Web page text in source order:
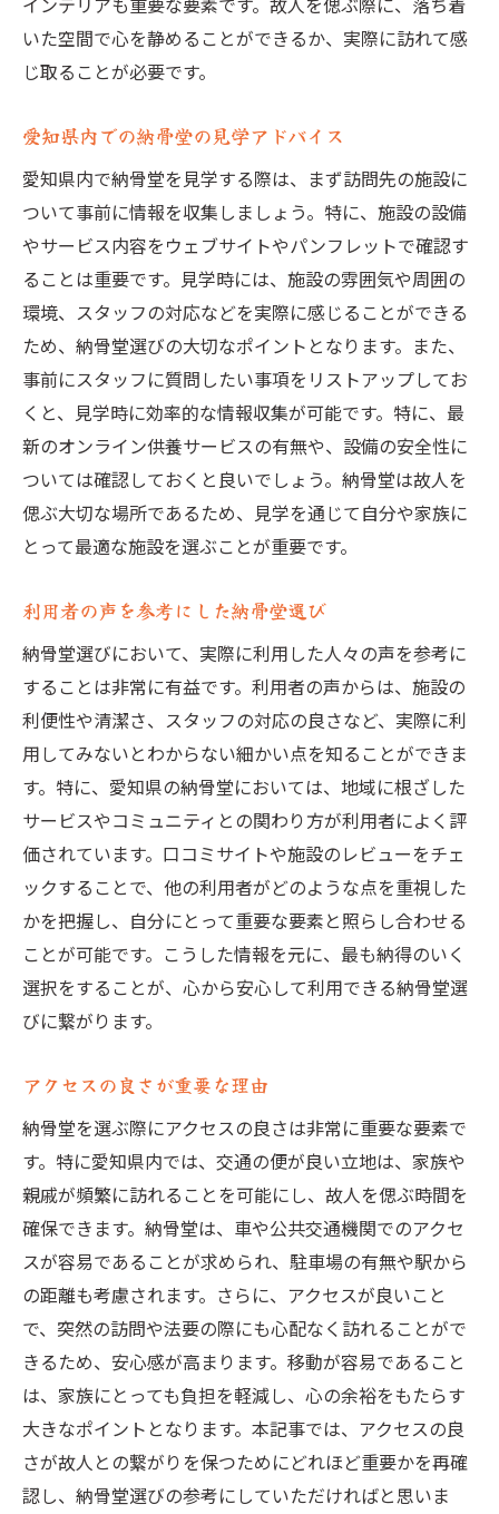
いた空間で心を静めることができるか、実際に訪れて感
じ取ることが必要です。
愛知県内での納骨堂の見学アドバイス
愛知県内で納骨堂を見学する際は、まず訪問先の施設に
ついて事前に情報を収集しましょう。特に、施設の設備
やサービス内容をウェブサイトやパンフレットで確認す
ることは重要です。見学時には、施設の雰囲気や周囲の
環境、スタッフの対応などを実際に感じることができる
ため、納骨堂選びの大切なポイントとなります。また、
事前にスタッフに質問したい事項をリストアップしてお
くと、見学時に効率的な情報収集が可能です。特に、最
新のオンライン供養サービスの有無や、設備の安全性に
ついては確認しておくと良いでしょう。納骨堂は故人を
偲ぶ大切な場所であるため、見学を通じて自分や家族に
とって最適な施設を選ぶことが重要です。
利用者の声を参考にした納骨堂選び
納骨堂選びにおいて、実際に利用した人々の声を参考に
することは非常に有益です。利用者の声からは、施設の
利便性や清潔さ、スタッフの対応の良さなど、実際に利
用してみないとわからない細かい点を知ることができま
す。特に、愛知県の納骨堂においては、地域に根ざした
サービスやコミュニティとの関わり方が利用者によく評
価されています。口コミサイトや施設のレビューをチェ
ックすることで、他の利用者がどのような点を重視した
かを把握し、自分にとって重要な要素と照らし合わせる
ことが可能です。こうした情報を元に、最も納得のいく
選択をすることが、心から安心して利用できる納骨堂選
びに繋がります。
アクセスの良さが重要な理由
納骨堂を選ぶ際にアクセスの良さは非常に重要な要素で
す。特に愛知県内では、交通の便が良い立地は、家族や
親戚が頻繁に訪れることを可能にし、故人を偲ぶ時間を
確保できます。納骨堂は、車や公共交通機関でのアクセ
スが容易であることが求められ、駐車場の有無や駅から
の距離も考慮されます。さらに、アクセスが良いこと
で、突然の訪問や法要の際にも心配なく訪れることがで
きるため、安心感が高まります。移動が容易であること
は、家族にとっても負担を軽減し、心の余裕をもたらす
大きなポイントとなります。本記事では、アクセスの良
さが故人との繋がりを保つためにどれほど重要かを再確
認し、納骨堂選びの参考にしていただければと思いま